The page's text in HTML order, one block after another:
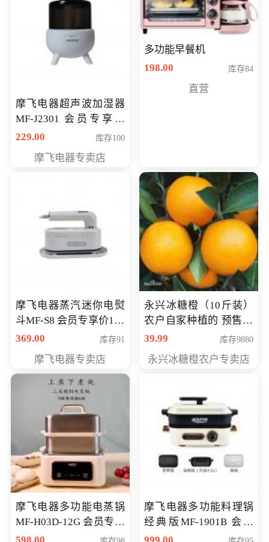
摩飞电器超声波加湿器
MF-J2301 会员专享价
168元
229.00 库存100
摩飞电器专卖店
多功能早餐机
198.00
库存84
直营
摩飞电器蒸汽迷你电熨
斗MF-S8 会员专享价168
元
369.00 库存91
摩飞电器专卖店
永兴冰糖橙（10斤装）
农户自家种植的 预售10
万斤 会员包邮专享价
39.99 库存9880
永兴冰糖橙农户专卖店
摩飞电器多功能电蒸锅
MF-H03D-12G 会员专享
价398元
摩飞电器多功能料理锅
经典版MF-1901B 会员
专享价399元